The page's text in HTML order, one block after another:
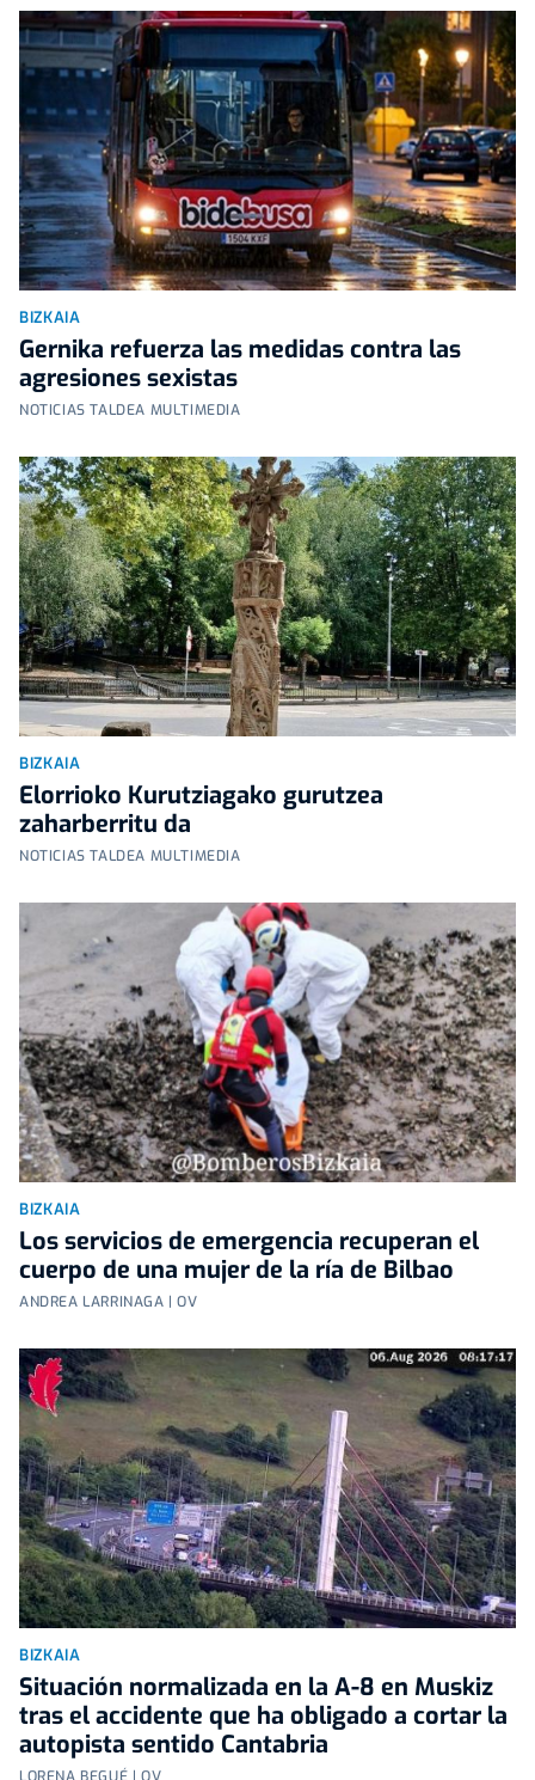
BIZKAIA
Gernika refuerza las medidas contra las
agresiones sexistas
NOTICIAS TALDEA MULTIMEDIA
BIZKAIA
Elorrioko Kurutziagako gurutzea
zaharberritu da
NOTICIAS TALDEA MULTIMEDIA
BIZKAIA
Los servicios de emergencia recuperan el
cuerpo de una mujer de la ría de Bilbao
ANDREA LARRINAGA | OV
BIZKAIA
Situación normalizada en la A-8 en Muskiz
tras el accidente que ha obligado a cortar la
autopista sentido Cantabria
LORENA BEGUÉ | OV